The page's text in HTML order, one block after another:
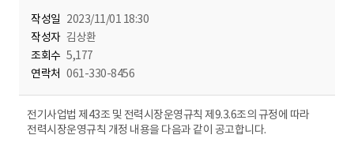
작성일 2023/11/01 18:30
작성자 김상환
조회수 5,177
연락처 061-330-8456
전기사업법 제43조 및 전력시장운영규칙 제9.3.6조의 규정에 따라
전력시장운영규칙 개정 내용을 다음과 같이 공고합니다.